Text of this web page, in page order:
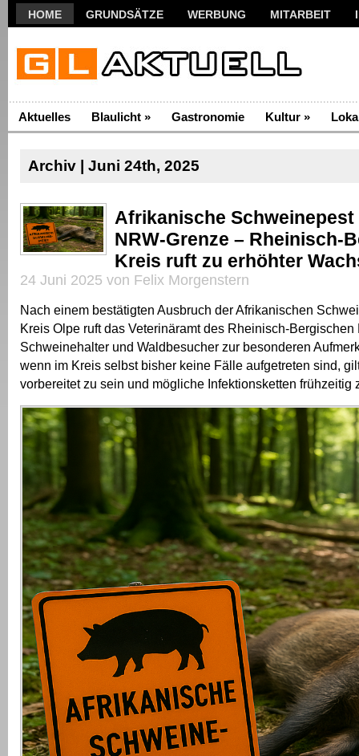
HOME GRUNDSÄTZE WERBUNG MITARBEIT
Aktuelles Blaulicht » Gastronomie Kultur »
Archiv | Juni 24th, 2025
Afrikanische
NRW-Grenze – Rheinisch-
Kreis ruft zu erhöhter
24 Juni 2025 von Felix Morgenstern
Nach einem bestätigten Ausbruch der Afrikanischen
Kreis Olpe ruft das Veterinäramt des Rheinisch-Bergischen
Schweinehalter und Waldbesucher zur besonderen
wenn im Kreis selbst bisher keine Fälle aufgetreten sind,
vorbereitet zu sein und mögliche Infektionsketten frühzeitig